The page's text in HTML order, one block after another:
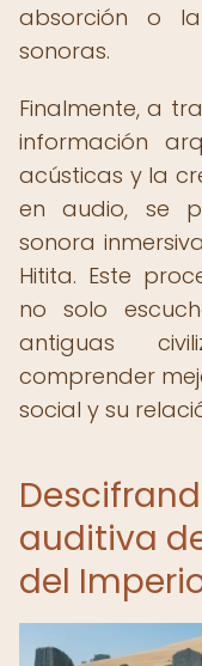
absorción o
sonoras.
Finalmente, a
información
acústicas y la
en audio, se
sonora
Hitita. Este
no solo
antiguas
comprender
social y su
auditiva
del